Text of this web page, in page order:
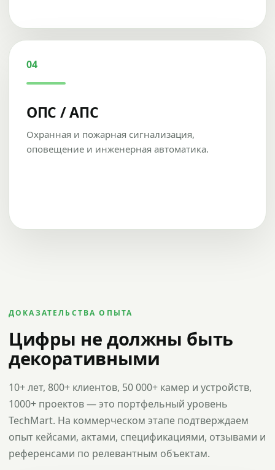
04
ОПС / АПС
Охранная и пожарная сигнализация,
оповещение и инженерная автоматика.
ДОКАЗАТЕЛЬСТВА ОПЫТА
Цифры не должны быть
декоративными
10+ лет, 800+ клиентов, 50 000+ камер и устройств,
1000+ проектов — это портфельный уровень
TechMart. На коммерческом этапе подтверждаем
опыт кейсами, актами, спецификациями, отзывами и
референсами по релевантным объектам.